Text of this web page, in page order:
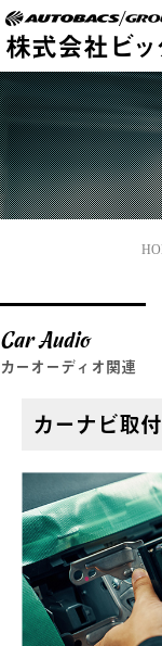
株式会社ビ
Car Audio
カーオーディオ関連
カーナビ取付